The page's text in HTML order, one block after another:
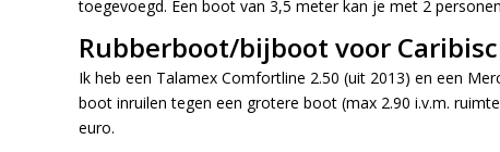
toegevoegd. Een boot van 3,5 meter kan je met 2
Rubberboot/bijboot voor
Ik heb een Talamex Comfortline 2.50 (uit 2013) en een
boot inruilen tegen een grotere boot (max 2.90 i.v.m.
euro.